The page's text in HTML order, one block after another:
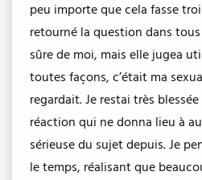
peu importe que cela fasse
retourné la question dans
sûre de moi, mais elle jugea
toutes façons, c’était ma
regardait. Je restai très
réaction qui ne donna lieu à
sérieuse du sujet depuis. Je
le temps, réalisant que